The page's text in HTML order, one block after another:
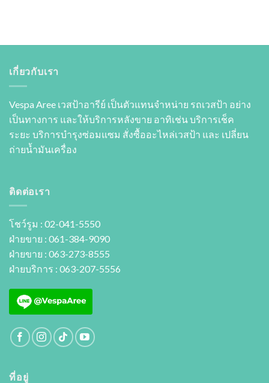
เกี่ยวกับเรา
Vespa Aree เวสป้าอารีย์ เป็นตัวแทนจำหน่าย รถเวสป้า อย่าง
เป็นทางการ และให้บริการหลังขาย อาทิเช่น บริการเช็ค
ระยะ บริการบำรุงซ่อมแซม สั่งซื้ออะไหล่เวสป้า และ เปลี่ยน
ถ่ายนํ้ามันเครื่อง
ติดต่อเรา
โชว์รูม : 02-041-5550
ฝ่ายขาย : 061-384-9090
ฝ่ายขาย : 063-273-8555
ฝ่ายบริการ : 063-207-5556
ที่อยู่